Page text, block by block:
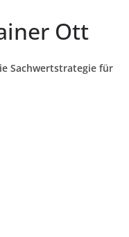
Ott
Sachwertstrategie für